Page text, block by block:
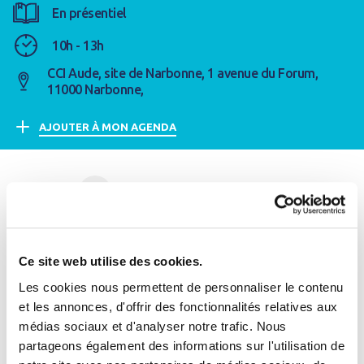
Ce site web utilise des cookies.
Les cookies nous permettent de personnaliser le contenu
et les annonces, d'offrir des fonctionnalités relatives aux
médias sociaux et d'analyser notre trafic. Nous
partageons également des informations sur l'utilisation de
En présentiel
10h - 13h
CCI Aude, site de Narbonne, 1 avenue du Forum,
11000 Narbonne,
AJOUTER À MON AGENDA
Narbonne le jeudi 20 avril prochain à partir de 10
heures. A cette occasion, Marc-Yvan Laroye, Directeur
Commercial Marketing Communication de l'Office
International de l'Eau interviendra sur la thématique de
Se connecter